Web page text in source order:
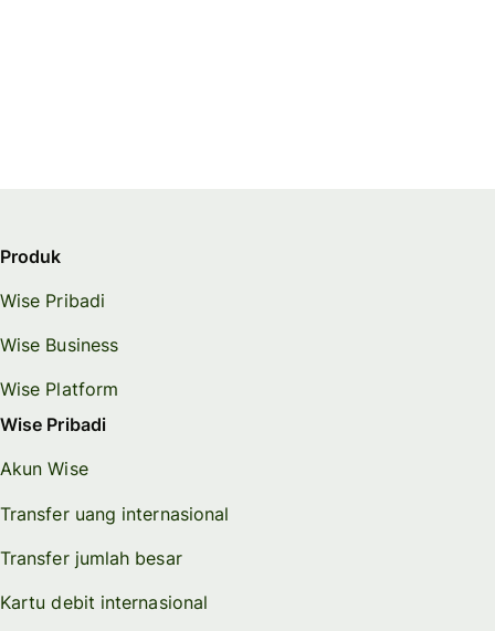
Produk
Wise Pribadi
Wise Business
Wise Platform
Wise Pribadi
Akun Wise
Transfer uang internasional
Transfer jumlah besar
Kartu debit internasional